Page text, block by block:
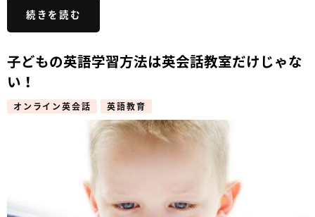
続きを読む
子どもの英語学習方法は英会話教室だけじゃな
い！
オンライン英会話 英語教育